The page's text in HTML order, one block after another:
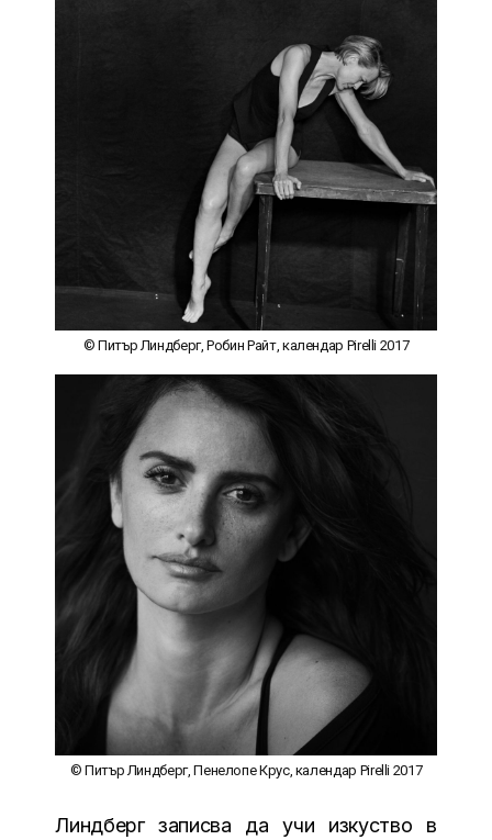
© Питър Линдберг, Робин Райт, календар Pirelli 2017
© Питър Линдберг, Пенелопе Крус, календар Pirelli 2017
Линдберг записва да учи изкуство в